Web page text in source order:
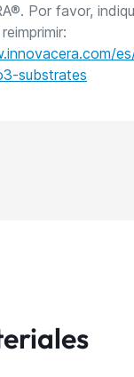
Por favor,
substrates